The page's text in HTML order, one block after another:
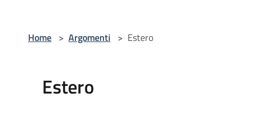
Home > Argomenti > Estero
Estero